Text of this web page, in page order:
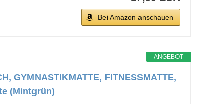
Bei Amazon anschauen
ANGEBOT
GYMNASTIKMATTE, FITNESSMATTE,
(Mintgrün)